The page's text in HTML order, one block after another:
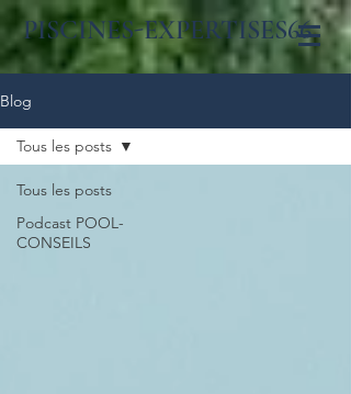
PISCINES-EXPERTISES66
Blog
Tous les posts
Podcast POOL-
CONSEILS
Tous les posts